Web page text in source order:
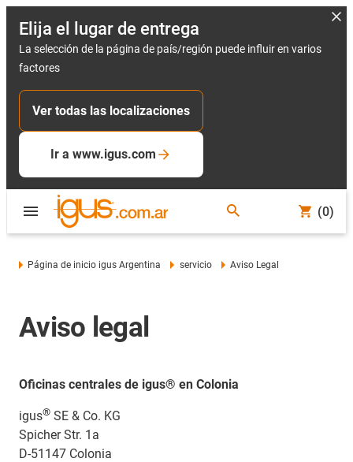
Elija el lugar de entrega
La selección de la página de país/región puede influir en varios
factores
Ver todas las localizaciones
Ir a www.igus.com
(0)
Página de inicio igus Argentina servicio Aviso Legal
Aviso legal
Oficinas centrales de igus® en Colonia
igus® SE & Co. KG
Spicher Str. 1a
D-51147 Colonia